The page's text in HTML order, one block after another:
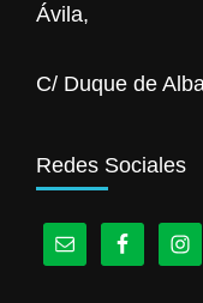
Ávila,
C/ Duque de
Redes Sociales